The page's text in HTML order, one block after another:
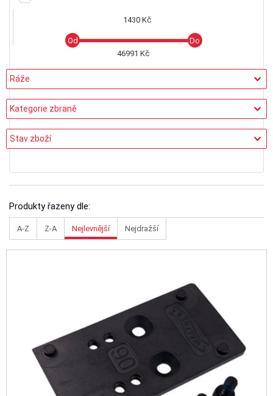
1430 Kč
46991 Kč
Produkty řazeny dle:
A-Z Z-A Nejlevnější Nejdražší